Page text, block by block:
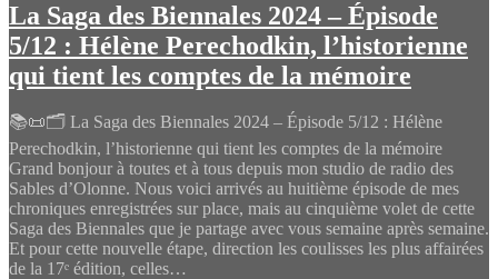
La Saga des Biennales 2024 – Épisode
5/12 : Hélène Perechodkin, l’historienne
qui tient les comptes de la mémoire
📚📜🗂️ La Saga des Biennales 2024 – Épisode 5/12 : Hélène
Perechodkin, l’historienne qui tient les comptes de la mémoire
Grand bonjour à toutes et à tous depuis mon studio de radio des
Sables d’Olonne. Nous voici arrivés au huitième épisode de mes
chroniques enregistrées sur place, mais au cinquième volet de cette
Saga des Biennales que je partage avec vous semaine après semaine.
Et pour cette nouvelle étape, direction les coulisses les plus affairées
de la 17ᵉ édition, celles…